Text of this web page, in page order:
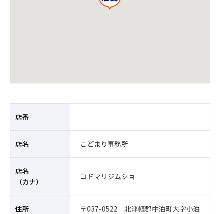
店番
店名 こどまり事務所
店名
（カナ）
コドマリジムショ
住所
〒037-0522 北津軽郡中泊町大字小泊